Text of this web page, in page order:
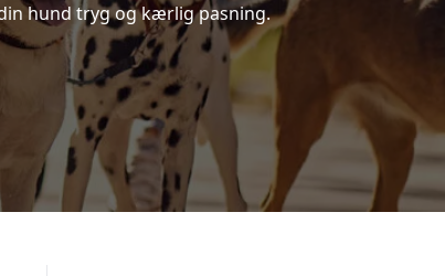
hund tryg og kærlig pasning.